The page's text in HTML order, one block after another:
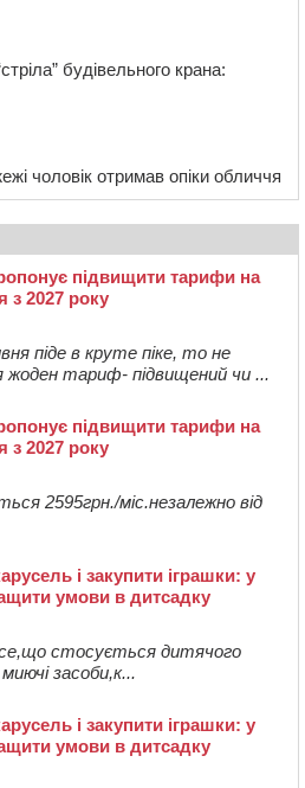
будівельного крана:
чоловік отримав опіки обличчя
підвищити тарифи на
з 2027 року
піде в круте піке, то не
жоден тариф- підвищений чи ...
підвищити тарифи на
з 2027 року
2595грн./міс.незалежно від
і закупити іграшки: у
умови в дитсадку
стосується дитячого
засоби,к...
і закупити іграшки: у
умови в дитсадку